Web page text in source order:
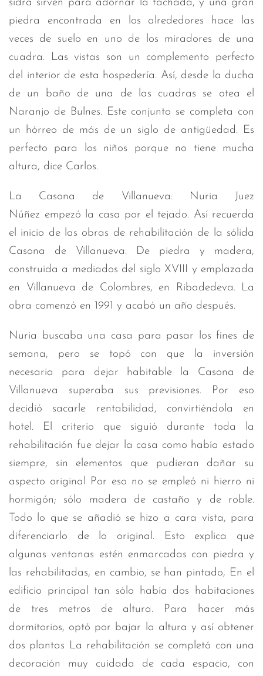
sidra sirven para adornar la fachada, y una gran
piedra encontrada en los alrededores hace las
veces de suelo en uno de los miradores de una
cuadra. Las vistas son un complemento perfecto
del interior de esta hospedería. Así, desde la ducha
de un baño de una de las cuadras se otea el
Naranjo de Bulnes. Este conjunto se completa con
un hórreo de más de un siglo de antigüedad. Es
perfecto para los niños porque no tiene mucha
altura, dice Carlos.
La Casona de Villanueva: Nuria Juez
Núñez empezó la casa por el tejado. Así recuerda
el inicio de las obras de rehabilitación de la sólida
Casona de Villanueva. De piedra y madera,
construida a mediados del siglo XVIII y emplazada
en Villanueva de Colombres, en Ribadedeva. La
obra comenzó en 1991 y acabó un año después.
Nuria buscaba una casa para pasar los fines de
semana, pero se topó con que la inversión
necesaria para dejar habitable la Casona de
Villanueva superaba sus previsiones. Por eso
decidió sacarle rentabilidad, convirtiéndola en
hotel. El criterio que siguió durante toda la
rehabilitación fue dejar la casa como había estado
siempre, sin elementos que pudieran dañar su
aspecto original Por eso no se empleó ni hierro ni
hormigón; sólo madera de castaño y de roble.
Todo lo que se añadió se hizo a cara vista, para
diferenciarlo de lo original. Esto explica que
algunas ventanas estén enmarcadas con piedra y
las rehabilitadas, en cambio, se han pintado, En el
edificio principal tan sólo había dos habitaciones
de tres metros de altura. Para hacer más
dormitorios, optó por bajar la altura y así obtener
dos plantas La rehabilitación se completó con una
decoración muy cuidada de cada espacio, con